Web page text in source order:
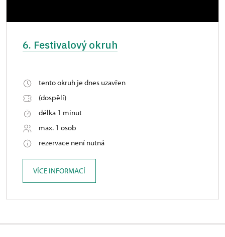
6. Festivalový okruh
tento okruh je dnes uzavřen
(dospělí)
délka 1 minut
max. 1 osob
rezervace není nutná
VÍCE INFORMACÍ